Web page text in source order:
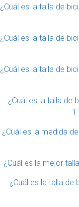
¿Cuál es la talla de
¿Cuál es la talla de
¿Cuál es la talla de
¿Cuál es la talla de
¿Cuál es la medida
¿Cuál es la mejor
¿Cuál es la talla de